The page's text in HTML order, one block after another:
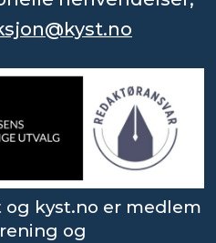
kyst.no er medlem
og